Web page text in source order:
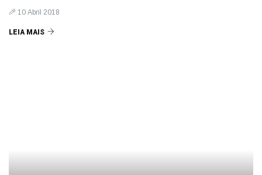
10 Abril 2018
LEIA MAIS